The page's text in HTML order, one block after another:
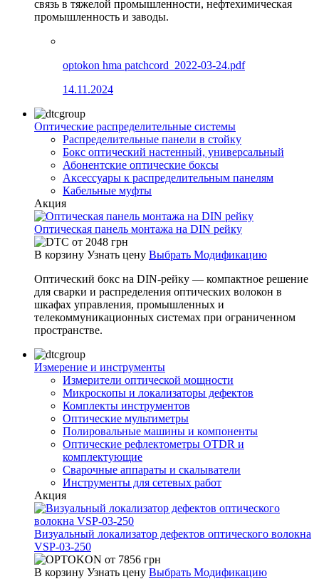
связь в тяжелой промышленности, нефтехимическая
промышленность и заводы.
optokon hma patchcord_2022-03-24.pdf
14.11.2024
Оптические распределительные системы
Распределительные панели в стойку
Бокс оптический настенный, универсальный
Абонентские оптические боксы
Аксессуары к распределительным панелям
Кабельные муфты
Акция
Оптическая панель монтажа на DIN рейку
от 2048 грн
В корзину Узнать цену Выбрать Модификацию
Оптический бокс на DIN-рейку — компактное решение
для сварки и распределения оптических волокон в
шкафах управления, промышленных и
телекоммуникационных системах при ограниченном
пространстве.
Измерение и инструменты
Измерители оптической мощности
Микроскопы и локализаторы дефектов
Комплекты инструментов
Оптические мультиметры
Полировальные машины и компоненты
Оптические рефлектометры OTDR и
комплектующие
Сварочные аппараты и скалыватели
Инструменты для сетевых работ
Акция
Визуальный локализатор дефектов оптического волокна
VSP-03-250
от 7856 грн
В корзину Узнать цену Выбрать Модификацию